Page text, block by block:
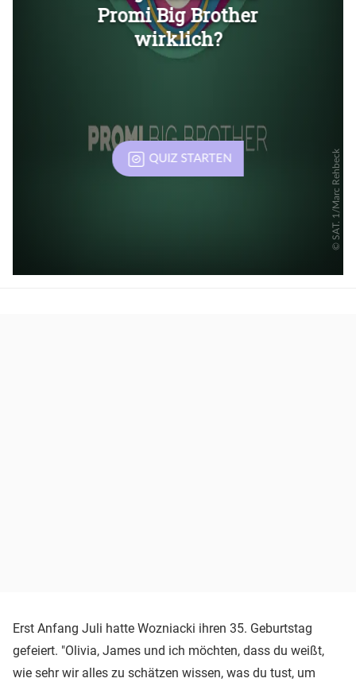
Überspringen
Erst Anfang Juli hatte Wozniacki ihren 35. Geburtstag
gefeiert. "Olivia, James und ich möchten, dass du weißt,
wie sehr wir alles zu schätzen wissen, was du tust, um